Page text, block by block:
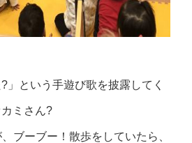
」という手遊び歌を披露してく
ミさん?
ブーブー！散歩をしていたら、